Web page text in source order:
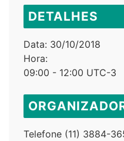
DETALHES
Data: 30/10/2018
Hora:
09:00 - 12:00 UTC-3
Telefone (11) 3884-